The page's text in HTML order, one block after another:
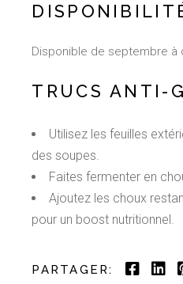
Disponible de septembre à
TRUCS ANTI-
Utilisez les feuilles
des soupes.
Faites fermenter en
Ajoutez les choux
pour un boost nutritionnel.
PARTAGER: